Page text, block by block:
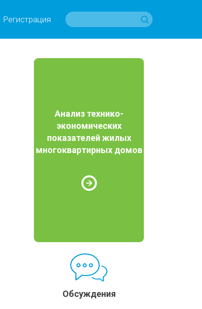
Регистрация
Анализ технико-
экономических
показателей жилых
многоквартирных домов
Обсуждения